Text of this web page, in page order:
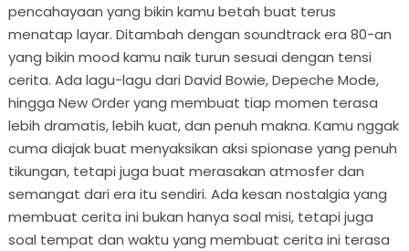
pencahayaan yang bikin kamu betah buat terus
menatap layar. Ditambah dengan soundtrack era 80-an
yang bikin mood kamu naik turun sesuai dengan tensi
cerita. Ada lagu-lagu dari David Bowie, Depeche Mode,
hingga New Order yang membuat tiap momen terasa
lebih dramatis, lebih kuat, dan penuh makna. Kamu nggak
cuma diajak buat menyaksikan aksi spionase yang penuh
tikungan, tetapi juga buat merasakan atmosfer dan
semangat dari era itu sendiri. Ada kesan nostalgia yang
membuat cerita ini bukan hanya soal misi, tetapi juga
soal tempat dan waktu yang membuat cerita ini terasa